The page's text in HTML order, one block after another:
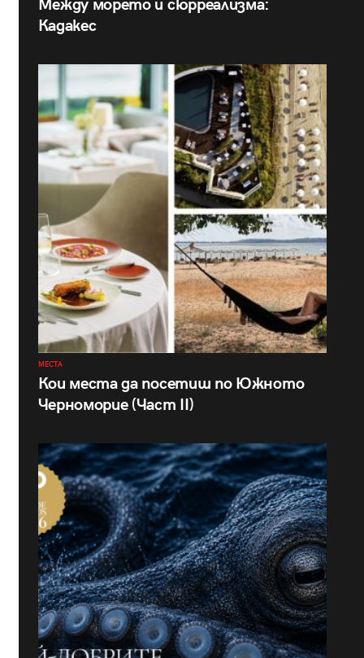
Между морето и сюрреализма:
Кадакес
МЕСТА
Кои места да посетиш по Южното
Черноморие (Част II)